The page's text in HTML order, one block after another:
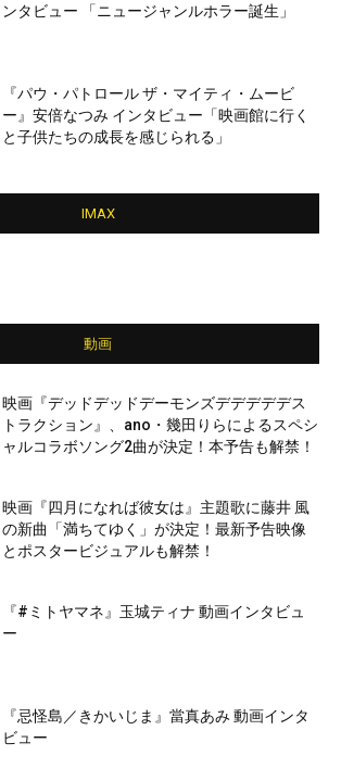
ンタビュー 「ニュージャンルホラー誕生」
『パウ・パトロール ザ・マイティ・ムービ
ー』安倍なつみ インタビュー「映画館に行く
と子供たちの成長を感じられる」
IMAX
動画
映画『デッドデッドデーモンズデデデデデス
トラクション』、ano・幾田りらによるスペシ
ャルコラボソング2曲が決定！本予告も解禁！
映画『四月になれば彼女は』主題歌に藤井 風
の新曲「満ちてゆく」が決定！最新予告映像
とポスタービジュアルも解禁！
『#ミトヤマネ』玉城ティナ 動画インタビュ
ー
『忌怪島／きかいじま』當真あみ 動画インタ
ビュー